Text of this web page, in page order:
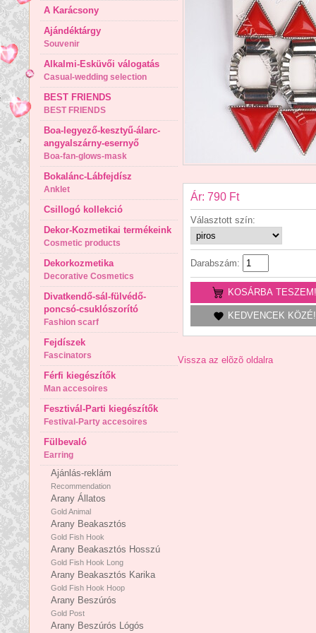
A Karácsony
Ajándéktárgy
Souvenir
Alkalmi-Esküvői válogatás
Casual-wedding selection
BEST FRIENDS
BEST FRIENDS
Boa-legyező-kesztyű-álarc-
angyalszárny-esernyő
Boa-fan-glows-mask
Bokalánc-Lábfejdísz
Anklet
Csillogó kollekció
Dekor-Kozmetikai termékeink
Cosmetic products
Dekorkozmetika
Decorative Cosmetics
Divatkendő-sál-fülvédő-
poncsó-csuklószorító
Fashion scarf
Fejdíszek
Fascinators
Férfi kiegészítők
Man accesoires
Fesztivál-Parti kiegészítők
Festival-Party accesoires
Fülbevaló
Earring
Ajánlás-reklám
Recommendation
Arany Állatos
Gold Animal
Arany Beakasztós
Gold Fish Hook
Arany Beakasztós Hosszú
Gold Fish Hook Long
Arany Beakasztós Karika
Gold Fish Hook Hoop
Arany Beszúrós
Gold Post
Arany Beszúrós Lógós
Ár: 790 Ft
Választott szín:
Darabszám:
KOSÁRBA TESZEM!
KEDVENCEK KÖZÉ!
Vissza az elõzõ oldalra